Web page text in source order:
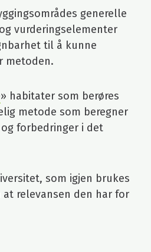
generelle
vurderingselementer
til å kunne
metoden.
» habitater som berøres
metode som beregner
forbedringer i det
som igjen brukes
relevansen den har for